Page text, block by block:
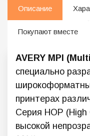
Описание
Покупают вместе
AVERY MPI
специально
принтерах
Серия HOP (High
высокой